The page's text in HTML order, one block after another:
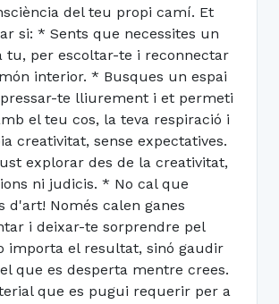
del teu propi camí. Et
si: * Sents que necessites un
tu, per escoltar-te i reconnectar
interior. * Busques un espai
te lliurement i et permeti
el teu cos, la teva respiració i
creativitat, sense expectatives.
explorar des de la creativitat,
ni judicis. * No cal que
d'art! Només calen ganes
i deixar-te sorprendre pel
importa el resultat, sinó gaudir
que es desperta mentre crees.
que es pugui requerir per a